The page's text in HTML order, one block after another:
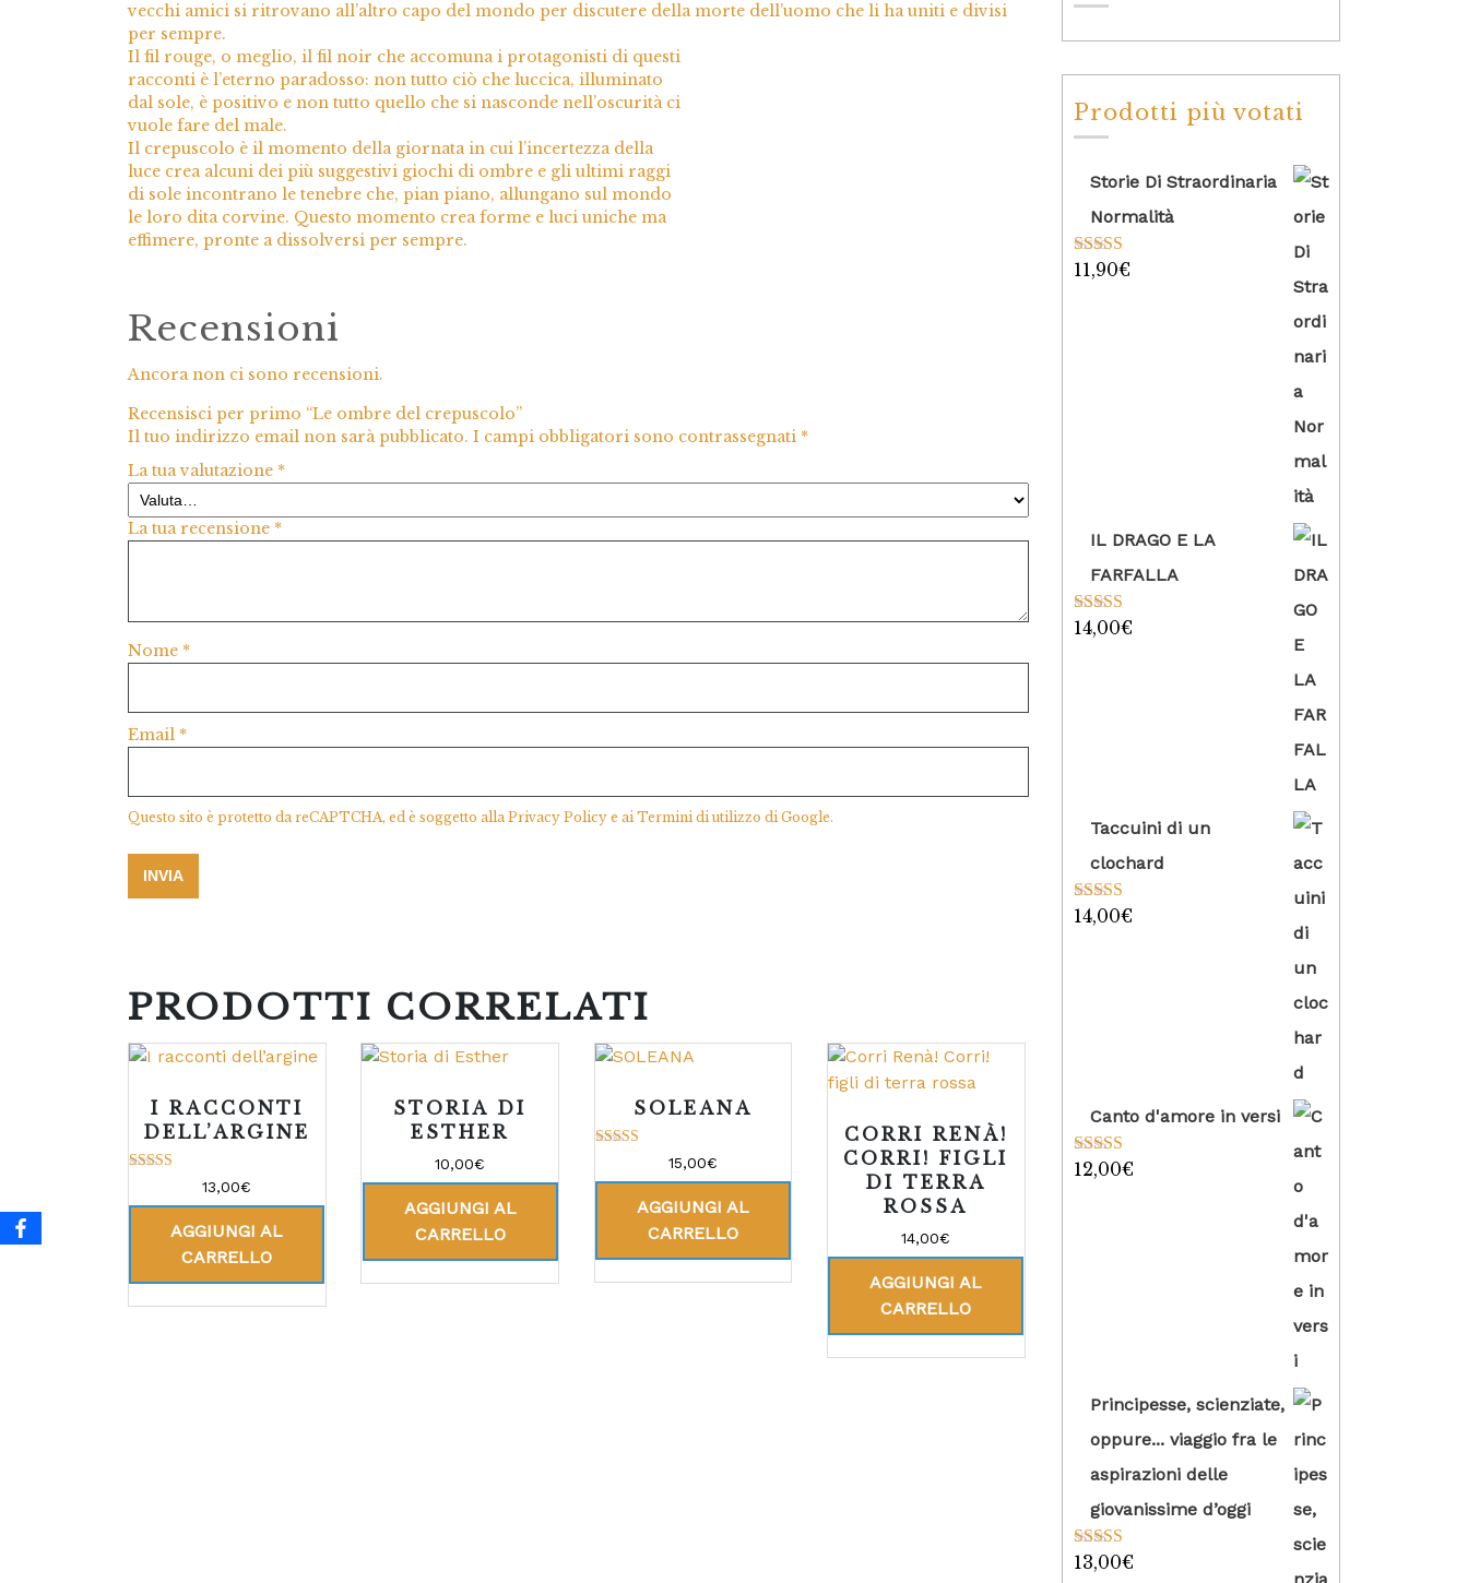
vecchi amici si ritrovano all’altro capo del mondo per discutere della morte dell’uomo che li ha uniti e divisi
per sempre.
Il fil rouge, o meglio, il fil noir che accomuna i protagonisti di questi
racconti è l’eterno paradosso: non tutto ciò che luccica, illuminato
dal sole, è positivo e non tutto quello che si nasconde nell’oscurità ci
vuole fare del male.
Il crepuscolo è il momento della giornata in cui l’incertezza della
luce crea alcuni dei più suggestivi giochi di ombre e gli ultimi raggi
di sole incontrano le tenebre che, pian piano, allungano sul mondo
le loro dita corvine. Questo momento crea forme e luci uniche ma
effimere, pronte a dissolversi per sempre.
Recensioni
Ancora non ci sono recensioni.
Recensisci per primo “Le ombre del crepuscolo”
Il tuo indirizzo email non sarà pubblicato. I campi obbligatori sono contrassegnati *
La tua valutazione *
La tua recensione *
Nome *
Email *
Questo sito è protetto da reCAPTCHA, ed è soggetto allaPrivacy Policy e aiTermini di utilizzo di Google.
PRODOTTI CORRELATI
I RACCONTI
DELL’ARGINE
su 5
13,00€
AGGIUNGI AL
CARRELLO
STORIA DI
ESTHER
10,00€
AGGIUNGI AL
CARRELLO
SOLEANA
su 5
15,00€
AGGIUNGI AL
CARRELLO
CORRI RENÀ!
CORRI! FIGLI
DI TERRA
ROSSA
14,00€
AGGIUNGI AL
CARRELLO
Prodotti più votati
Storie Di Straordinaria
Normalità
Valutato
11,90€
IL DRAGO E LA
FARFALLA
Valutato
14,00€
Taccuini di un
clochard
Valutato
14,00€
Canto d'amore in versi
Valutato
12,00€
Principesse, scienziate,
oppure... viaggio fra le
aspirazioni delle
giovanissime d’oggi
Valutato
13,00€